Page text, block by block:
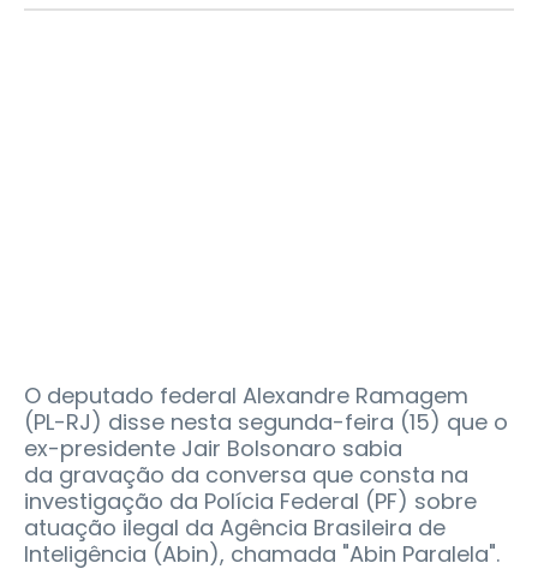
O deputado federal Alexandre Ramagem
(PL-RJ) disse nesta segunda-feira (15) que o
ex-presidente Jair Bolsonaro sabia
da gravação da conversa que consta na
investigação da Polícia Federal (PF) sobre
atuação ilegal da Agência Brasileira de
Inteligência (Abin), chamada "Abin Paralela".